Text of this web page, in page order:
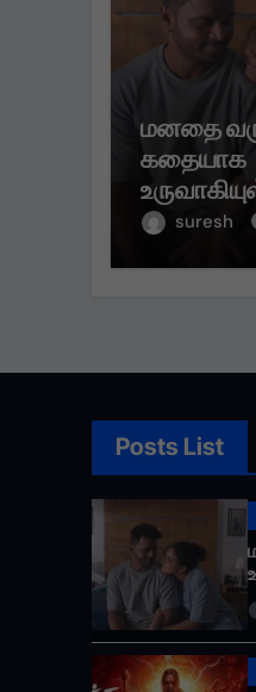
மனதை
கதையாக
என்னை
suresh
Posts List